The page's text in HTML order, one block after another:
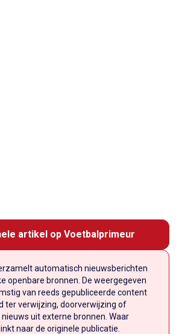
artikel op Voetbalprimeur
automatisch nieuwsberichten
openbare bronnen. De weergegeven
van reeds gepubliceerde content
ter verwijzing, doorverwijzing of
uit externe bronnen. Waar
naar de originele publicatie.